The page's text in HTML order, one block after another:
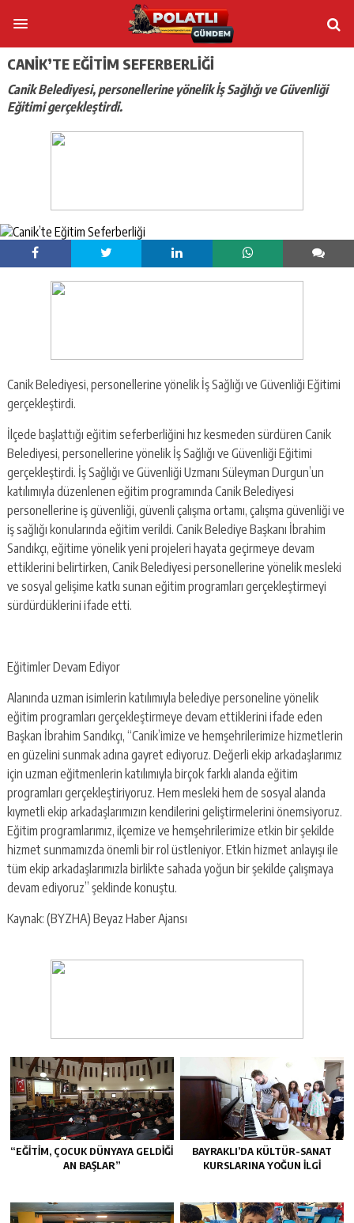
CANIK’TE EĞITIM SEFERBERLIĞI
Canik Belediyesi, personellerine yönelik İş Sağlığı ve Güvenliği
Eğitimi gerçekleştirdi.
Canik Belediyesi, personellerine yönelik İş Sağlığı ve Güvenliği Eğitimi
gerçekleştirdi.
İlçede başlattığı eğitim seferberliğini hız kesmeden sürdüren Canik
Belediyesi, personellerine yönelik İş Sağlığı ve Güvenliği Eğitimi
gerçekleştirdi. İş Sağlığı ve Güvenliği Uzmanı Süleyman Durgun’un
katılımıyla düzenlenen eğitim programında Canik Belediyesi
personellerine iş güvenliği, güvenli çalışma ortamı, çalışma güvenliği ve
iş sağlığı konularında eğitim verildi. Canik Belediye Başkanı İbrahim
Sandıkçı, eğitime yönelik yeni projeleri hayata geçirmeye devam
ettiklerini belirtirken, Canik Belediyesi personellerine yönelik mesleki
ve sosyal gelişime katkı sunan eğitim programları gerçekleştirmeyi
sürdürdüklerini ifade etti.
Eğitimler Devam Ediyor
Alanında uzman isimlerin katılımıyla belediye personeline yönelik
eğitim programları gerçekleştirmeye devam ettiklerini ifade eden
Başkan İbrahim Sandıkçı, “Canik’imize ve hemşehrilerimize hizmetlerin
en güzelini sunmak adına gayret ediyoruz. Değerli ekip arkadaşlarımız
için uzman eğitmenlerin katılımıyla birçok farklı alanda eğitim
programları gerçekleştiriyoruz. Hem mesleki hem de sosyal alanda
kıymetli ekip arkadaşlarımızın kendilerini geliştirmelerini önemsiyoruz.
Eğitim programlarımız, ilçemize ve hemşehrilerimize etkin bir şekilde
hizmet sunmamızda önemli bir rol üstleniyor. Etkin hizmet anlayışı ile
tüm ekip arkadaşlarımızla birlikte sahada yoğun bir şekilde çalışmaya
devam ediyoruz” şeklinde konuştu.
Kaynak: (BYZHA) Beyaz Haber Ajansı
“EĞITIM, ÇOCUK DÜNYAYA GELDIĞI
AN BAŞLAR”
BAYRAKLI’DA KÜLTÜR-SANAT
KURSLARINA YOĞUN ILGI